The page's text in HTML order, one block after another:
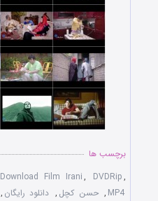
برچسب ها
Download Film Irani, DVDRip,
MP4
, حسن کچل , دانلود رایگان ,